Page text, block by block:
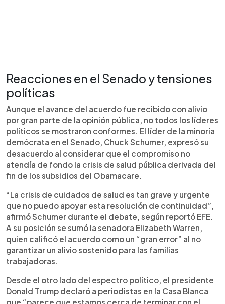
Reacciones en el Senado y tensiones
políticas
Aunque el avance del acuerdo fue recibido con alivio
por gran parte de la opinión pública, no todos los líderes
políticos se mostraron conformes. El líder de la minoría
demócrata en el Senado, Chuck Schumer, expresó su
desacuerdo al considerar que el compromiso no
atendía de fondo la crisis de salud pública derivada del
fin de los subsidios del Obamacare.
“La crisis de cuidados de salud es tan grave y urgente
que no puedo apoyar esta resolución de continuidad”,
afirmó Schumer durante el debate, según reportó EFE.
A su posición se sumó la senadora Elizabeth Warren,
quien calificó el acuerdo como un “gran error” al no
garantizar un alivio sostenido para las familias
trabajadoras.
Desde el otro lado del espectro político, el presidente
Donald Trump declaró a periodistas en la Casa Blanca
que “parece que estamos cerca de terminar con el